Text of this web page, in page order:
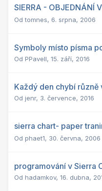
SIERRA - OBJEDNÁNÍ
Odtomnes, 6. srpna, 2006
Symboly místo písma
Od PPavell, 15. září, 2016
Každý den chybí
Od jenr, 3. července, 2016
sierra chart- paper
Od phaet1, 30. června, 2006
programování v Sierra
Od hadamkov, 16. dubna,